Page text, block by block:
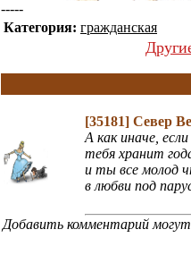
-----
Категория: гражданская
[35181] Север
А как иначе,
тебя хранит
и ты все молод
в любви под
Добавить комментарий